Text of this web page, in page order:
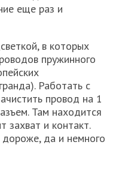
еще раз и
в которых
пружинного
Работать с
провод на 1
Там находится
захват и контакт.
да и немного